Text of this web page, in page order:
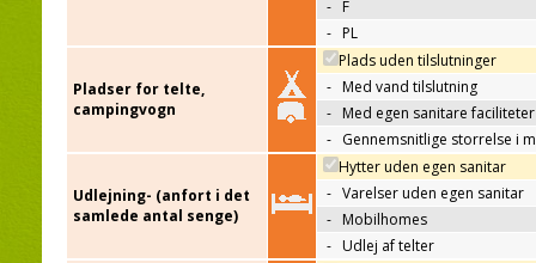
- F
- PL
Pladser for telte,
campingvogn
Plads uden tilslutninger
- Med vand tilslutning
- Med egen sanitare faciliteter
- Gennemsnitlige storrelse i
Udlejning- (anfort i det
samlede antal senge)
Hytter uden egen sanitar
- Varelser uden egen sanitar
- Mobilhomes
- Udlej af telter